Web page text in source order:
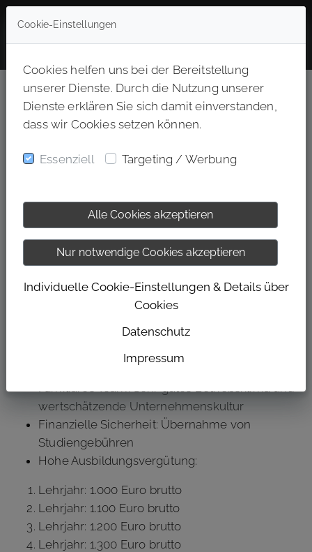
Ausbildung Sport- und Gesundheitstrainer/-in
(IST) (m/w/d)- 49593
Ankumer Straße 2a, 49593 Bersenbrück,
Vollzeit
Bester Ausbildungsbetrieb: Platz 1 in
Deutschland 2023, 2025 und 2026
Top Arbeitsgeber Mittelstand: 2020 - 2025,
Top Company kununu 2022 - 2025 (Top 5% der
Zukunftsperspektive: Garantierte Übernahme
nach der Ausbildung und Aufstiegschancen bis
Familiäres Team: Sehr gutes Betriebsklima und
wertschätzende Unternehmenskultur
Finanzielle Sicherheit: Übernahme von
Studiengebühren
Hohe Ausbildungsvergütung:
Lehrjahr: 1.000 Euro brutto
Lehrjahr: 1.100 Euro brutto
Lehrjahr: 1.200 Euro brutto
Lehrjahr: 1.300 Euro brutto
Cookie-Einstellungen
Cookies helfen uns bei der Bereitstellung
unserer Dienste. Durch die Nutzung unserer
Dienste erklären Sie sich damit einverstanden,
dass wir Cookies setzen können.
Essenziell Targeting / Werbung
Alle Cookies akzeptieren
Nur notwendige Cookies akzeptieren
Individuelle Cookie-Einstellungen & Details über
Cookies
Datenschutz
Impressum